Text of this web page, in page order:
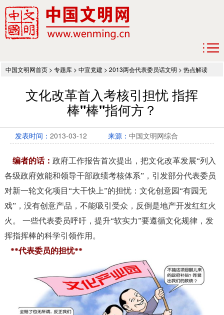
中国文明网首页> 专题库> 中宣党建> 2013两会代表委员话文明 > 热点解读
文化改革首入考核引担忧 指挥
棒"棒"指何方？
发表时间： 2013-03-12 来源： 中国文明网综合
编者的话： 政府工作报告首次提出，把文化改革发展“列入
各级政府效能和领导干部政绩考核体系”，引发部分代表委员
对新一轮文化项目“大干快上”的担忧：文化创意园“有园无
戏”，没有创意产品，不能吸引受众，反倒是地产开发红红火
火。 一些代表委员呼吁，提升“软实力”要遵循文化规律，发
挥指挥棒的科学引领作用。
**代表委员的担忧**